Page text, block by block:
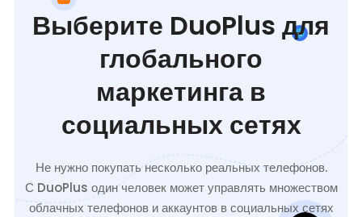
Выберите DuoPlus для
глобального
маркетинга в
социальных сетях
Не нужно покупать несколько реальных телефонов.
С DuoPlus один человек может управлять множеством
облачных телефонов и аккаунтов в социальных сетях